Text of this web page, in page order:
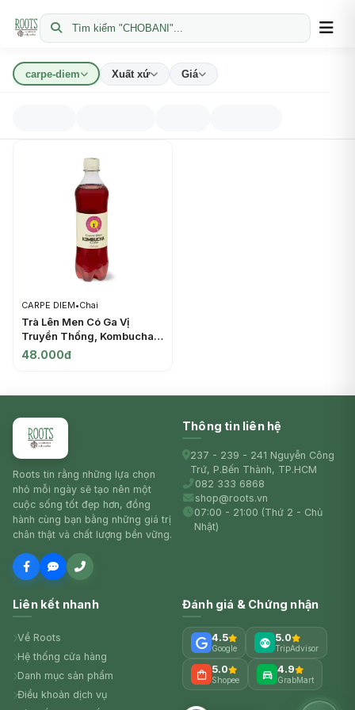
Tìm kiếm "CHOBANI"...
carpe-diem Xuất xứ Giá
CARPE DIEM•Chai
Trà Lên Men Có Ga Vị
Truyền Thống, Kombucha
Classic (500ml) - CARPE
48.000đ
Roots tin rằng những lựa chọn
nhỏ mỗi ngày sẽ tạo nên một
cuộc sống tốt đẹp hơn, đồng
hành cùng bạn bằng những giá trị
chân thật và chất lượng bền vững.
Thông tin liên hệ
237 - 239 - 241 Nguyễn Công
Trứ, P.Bến Thành, TP.HCM
082 333 6868
shop@roots.vn
07:00 - 21:00 (Thứ 2 - Chủ
Nhật)
Liên kết nhanh
Về Roots
Hệ thống cửa hàng
Danh mục sản phẩm
Điều khoản dịch vụ
Đánh giá & Chứng nhận
4.5
Google
5.0
TripAdvisor
5.0
Shopee
4.9
GrabMart